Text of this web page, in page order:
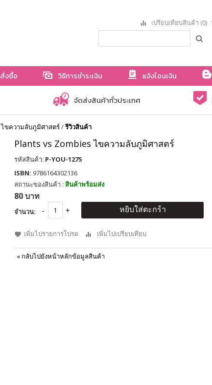
เปรียบเทียบสินค้า (0)
งซื้อ วิธีการชำระเงิน แจ้งโอนเงิน
จัดส่งสินค้าทั่วประเทศ
ไขความลับภูมิศาสตร์/รีวิวสินค้า
Plants vs Zombies ไขความลับภูมิศาสตร์
รหัสสินค้า: P-YOU-1275
ISBN: 9786164302136
สถานะของสินค้า : สินค้าพร้อมส่ง
80 บาท
จำนวน: หยิบใส่ตะกร้า
เพิ่มไปรายการโปรด เพิ่มไปเปรียบเทียบ
« กลับไปยังหน้าหลักข้อมูลสินค้า